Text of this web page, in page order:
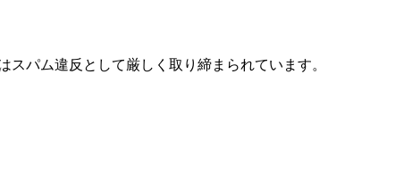
パム違反として厳しく取り締まられています。